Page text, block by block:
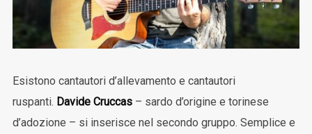
Esistono cantautori d’allevamento e cantautori
ruspanti. Davide Cruccas– sardo d’origine e torinese
d’adozione – si inserisce nel secondo gruppo. Semplice e